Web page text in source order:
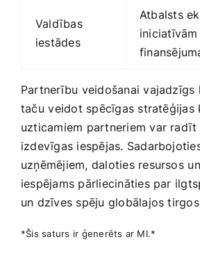
Valdības
‍iestādes
Atbalsts
iniciatīvām
Partnerību veidošanai vajadzīgs
taču ⁣veidot spēcīgas stratēģijas
uzticamiem partneriem var radīt
izdevīgas iespējas.
uzņēmējiem,‍ daloties resursos⁤
iespējams pārliecināties par
un dzīves spēju globālajos
*Šis saturs ir ģenerēts ar MI.*